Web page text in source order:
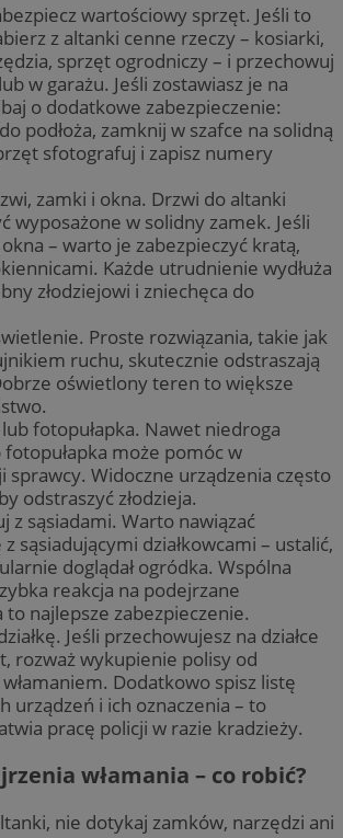
wartościowy sprzęt. Jeśli to
z altanki cenne rzeczy – kosiarki,
sprzęt ogrodniczy – i przechowuj
w garażu. Jeśli zostawiasz je na
o dodatkowe zabezpieczenie:
podłoża, zamknij w szafce na solidną
sfotografuj i zapisz numery
zamki i okna. Drzwi do altanki
wyposażone w solidny zamek. Jeśli
– warto je zabezpieczyć kratą,
Każde utrudnienie wydłuża
złodziejowi i zniechęca do
Proste rozwiązania, takie jak
ruchu, skutecznie odstraszają
oświetlony teren to większe
fotopułapka. Nawet niedroga
może pomóc w
sprawcy. Widoczne urządzenia często
odstraszyć złodzieja.
z sąsiadami. Warto nawiązać
z sąsiadującymi działkowcami – ustalić,
doglądał ogródka. Wspólna
reakcja na podejrzane
to najlepsze zabezpieczenie.
Jeśli przechowujesz na działce
rozważ wykupienie polisy od
Dodatkowo spisz listę
urządzeń i ich oznaczenia – to
pracę policji w razie kradzieży.
włamania – co robić?
nie dotykaj zamków, narzędzi ani